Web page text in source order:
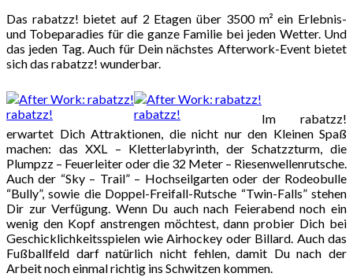
Das rabatzz! bietet auf 2 Etagen über 3500 m² ein Erlebnis-
und Tobeparadies für die ganze Familie bei jeden Wetter. Und
das jeden Tag. Auch für Dein nächstes Afterwork-Event bietet
sich das rabatzz! wunderbar.
rabatzz! rabatzz!
Im rabatzz!
erwartet Dich Attraktionen, die nicht nur den Kleinen Spaß
machen: das XXL – Kletterlabyrinth, der Schatzzturm, die
Plumpzz – Feuerleiter oder die 32 Meter – Riesenwellenrutsche.
Auch der “Sky – Trail” – Hochseilgarten oder der Rodeobulle
“Bully”, sowie die Doppel-Freifall-Rutsche “Twin-Falls” stehen
Dir zur Verfügung. Wenn Du auch nach Feierabend noch ein
wenig den Kopf anstrengen möchtest, dann probier Dich bei
Geschicklichkeitsspielen wie Airhockey oder Billard. Auch das
Fußballfeld darf natürlich nicht fehlen, damit Du nach der
Arbeit noch einmal richtig ins Schwitzen kommen.